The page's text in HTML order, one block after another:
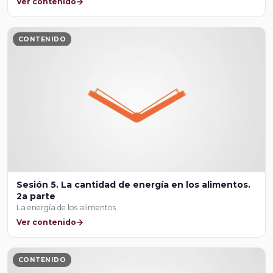
CONTENIDO
Sesión 5. La cantidad de energía en los alimentos.
2a parte
La energía de los alimentos
Ver contenido
CONTENIDO